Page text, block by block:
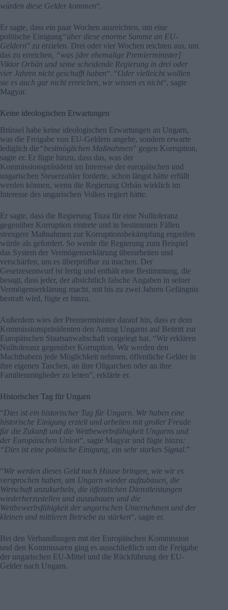
würden diese Gelder kommen“.
Er sagte, dass ein paar Wochen ausreichten, um eine
politische Einigung“über diese enorme Summe an EU-
Geldern” zu erzielen. Drei oder vier Wochen reichten aus, um
das zu erreichen , “was [der ehemalige Premierminister]
Viktor Orbán und seine scheidende Regierung in drei oder
vier Jahren nicht geschafft haben“. “Oder vielleicht wollten
sie es auch gar nicht erreichen, wir wissen es nicht“, sagte
Magyar.
Keine ideologischen Erwartungen
Brüssel habe keine ideologischen Erwartungen an Ungarn,
was die Freigabe von EU-Geldern angehe, sondern erwarte
lediglich die“bestmöglichen Maßnahmen” gegen Korruption,
sagte er. Er fügte hinzu, dass das, was der
Kommissionspräsident im Interesse der europäischen und
ungarischen Steuerzahler forderte, schon längst hätte erfüllt
werden können, wenn die Regierung Orbán wirklich im
Interesse des ungarischen Volkes regiert hätte.
Er sagte, dass die Regierung Tisza für eine Nulltoleranz
gegenüber Korruption eintrete und in bestimmten Fällen
strengere Maßnahmen zur Korruptionsbekämpfung ergreifen
würde als gefordert. So werde die Regierung zum Beispiel
das System der Vermögenserklärung überarbeiten und
verschärfen, um es überprüfbar zu machen. Der
Gesetzesentwurf ist fertig und enthält eine Bestimmung, die
besagt, dass jeder, der absichtlich falsche Angaben in seiner
Vermögenserklärung macht, mit bis zu zwei Jahren Gefängnis
bestraft wird, fügte er hinzu.
Außerdem wies der Premierminister darauf hin, dass er dem
Kommissionspräsidenten den Antrag Ungarns auf Beitritt zur
Europäischen Staatsanwaltschaft vorgelegt hat. “Wir erklären
Nulltoleranz gegenüber Korruption. Wir werden den
Machthabern jede Möglichkeit nehmen, öffentliche Gelder in
ihre eigenen Taschen, an ihre Oligarchen oder an ihre
Familienmitglieder zu leiten”, erklärte er.
Historischer Tag für Ungarn
“Dies ist ein historischer Tag für Ungarn. Wir haben eine
historische Einigung erzielt und arbeiten mit großer Freude
für die Zukunft und die Wettbewerbsfähigkeit Ungarns und
der Europäischen Union“, sagte Magyar und fügte hinzu:
“Dies ist eine politische Einigung, ein sehr starkes Signal.”
“Wir werden dieses Geld nach Hause bringen, wie wir es
versprochen haben, um Ungarn wieder aufzubauen, die
Wirtschaft anzukurbeln, die öffentlichen Dienstleistungen
wiederherzustellen und auszubauen und die
Wettbewerbsfähigkeit der ungarischen Unternehmen und der
kleinen und mittleren Betriebe zu stärken“, sagte er.
Bei den Verhandlungen mit der Europäischen Kommission
und den Kommissaren ging es ausschließlich um die Freigabe
der ungarischen EU-Mittel und die Rückführung der EU-
Gelder nach Ungarn.